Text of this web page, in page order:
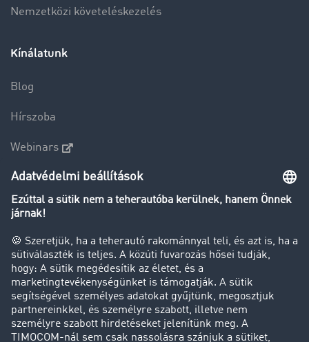
Nemzetközi követeléskezelés
Kínálatunk
Blog
Hírszoba
Webinars
Betekintés a fuvarbörzébe
Fuvarpiaci barométer
Transzportlexikon
Tehergépkocsi-forgalomkorlátozás
Cég